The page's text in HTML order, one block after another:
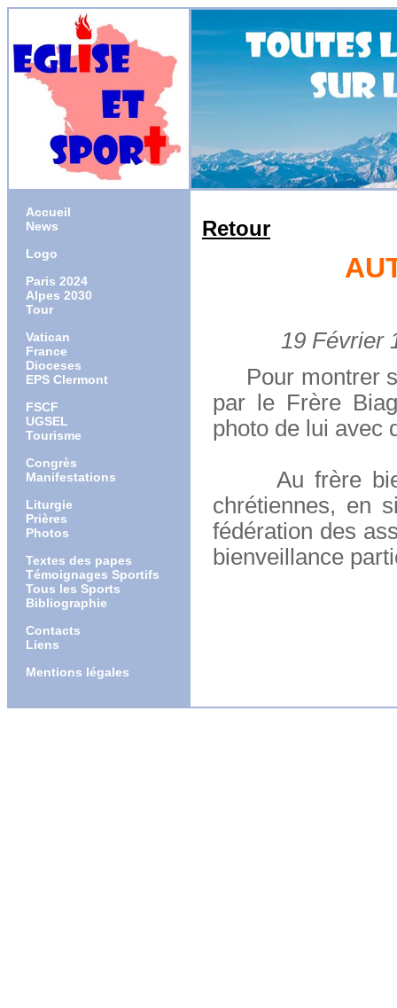
Accueil
News
Logo
Paris 2024
Alpes 2030
Tour
Vatican
France
Dioceses
EPS Clermont
FSCF
UGSEL
Tourisme
Congrès
Manifestations
Liturgie
Prières
Photos
Textes des papes
Témoignages Sportifs
Tous les Sports
Bibliographie
Contacts
Liens
Mentions légales
Retour
19 Février
Pour montrer
par le Frère
photo de lui avec
Au frère bien-
chrétiennes, en
fédération des
bienveillance